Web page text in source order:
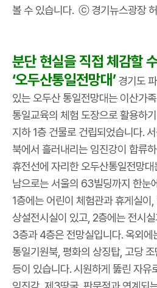
볼 수 있습니다. ⓒ 경기뉴스광장
분단 현실을 직접 체감할
‘오두산통일전망대’ 경기도
있는 오두산 통일전망대는 이산가
통일교육의 체험 도장으로 활용하
지하 1층 건물로 건립되었습니다.
북에서 흘러내리는 임진강이 합류
휴전선에 자리한 오두산통일전망
남으로는 서울의 63빌딩까지 한눈
1층에는 어린이 체험관과 휴게실이
상설전시실이 있고, 2층에는 전시
3층과 4층은 전망실입니다. 옥외에
통일기원북, 평화의 상징탑, 고당
등이 있습니다. 시원하게 뚫린 자유